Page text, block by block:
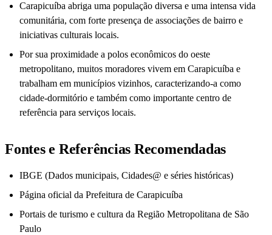
Carapicuíba abriga uma população diversa e uma intensa vida
comunitária, com forte presença de associações de bairro e
iniciativas culturais locais.
Por sua proximidade a polos econômicos do oeste
metropolitano, muitos moradores vivem em Carapicuíba e
trabalham em municípios vizinhos, caracterizando-a como
cidade-dormitório e também como importante centro de
referência para serviços locais.
Fontes e Referências Recomendadas
IBGE (Dados municipais, Cidades@ e séries históricas)
Página oficial da Prefeitura de Carapicuíba
Portais de turismo e cultura da Região Metropolitana de São
Paulo